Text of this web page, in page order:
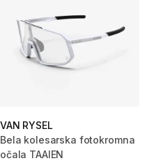
VAN RYSEL
Bela kolesarska fotokromna
očala TAAIEN